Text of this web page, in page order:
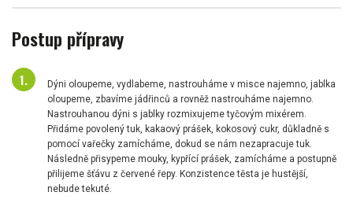
Postup přípravy
Dýni oloupeme, vydlabeme, nastrouháme v misce najemno, jablka
oloupeme, zbavíme jádřinců a rovněž nastrouháme najemno.
Nastrouhanou dýni s jablky rozmixujeme tyčovým mixérem.
Přidáme povolený tuk, kakaový prášek, kokosový cukr, důkladně s
pomocí vařečky zamícháme, dokud se nám nezapracuje tuk.
Následně přisypeme mouky, kypřící prášek, zamícháme a postupně
přilijeme šťávu z červené řepy. Konzistence těsta je hustější,
nebude tekuté.